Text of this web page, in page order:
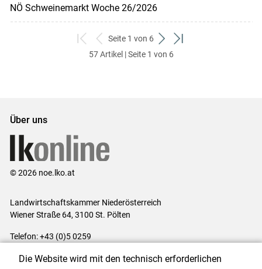
NÖ Schweinemarkt Woche 26/2026
zum
ersten
zurück
zum
Seite 1 von 6
weiter
zum
zum
57 Artikel | Seite 1 von 6
Über uns
© 2026 noe.lko.at
Landwirtschaftskammer Niederösterreich
Wiener Straße 64, 3100 St. Pölten
Telefon: +43 (0)5 0259
Die Website wird mit den technisch erforderlichen